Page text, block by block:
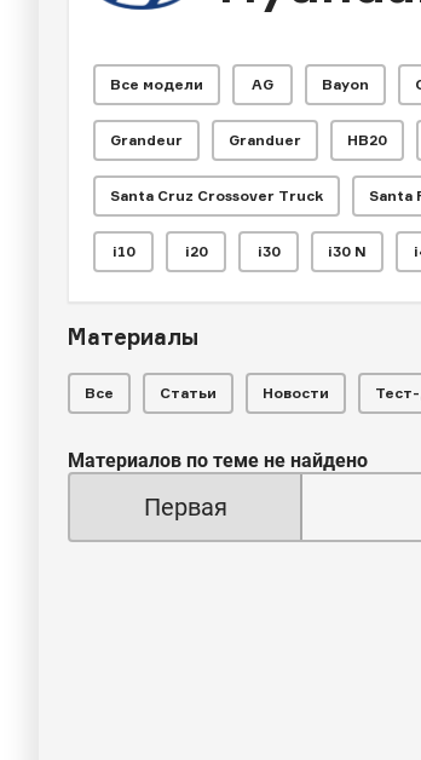
Все модели AG Bayon
Grandeur Granduer HB20
Santa Cruz Crossover Truck Santa
i10 i20 i30 i30 N
Материалы
Все Статьи Новости
Материалов по теме не найдено
Первая